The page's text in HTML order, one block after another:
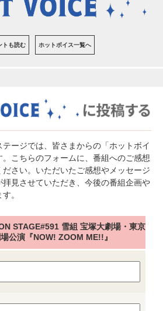
トも読む ホットボイス一覧へ
ージでは、皆さまからの「ホットボイ
こちらのフォームに、番組へのご感想
さい。いただいたご感想やメッセージ
見させていただき、今後の番組企画や
。
STAGE#591 雪組 宝塚大劇場・東京
公演『NOW! ZOOM ME!!』